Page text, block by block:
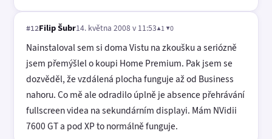
#12Filip Šubr14. května 2008 v 11:53▲1 ▼0
Nainstaloval sem si doma Vistu na zkoušku a seriózně
jsem přemýšlel o koupi Home Premium. Pak jsem se
dozvěděl, že vzdálená plocha funguje až od Business
nahoru. Co mě ale odradilo úplně je absence přehrávání
fullscreen videa na sekundárním displayi. Mám NVidii
7600 GT a pod XP to normálně funguje.